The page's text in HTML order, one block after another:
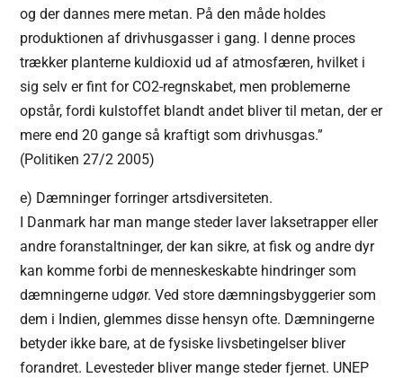
og der dannes mere metan. På den måde holdes
produktionen af drivhusgasser i gang. I denne proces
trækker planterne kuldioxid ud af atmosfæren, hvilket i
sig selv er fint for CO2-regnskabet, men problemerne
opstår, fordi kulstoffet blandt andet bliver til metan, der er
mere end 20 gange så kraftigt som drivhusgas.”
(Politiken 27/2 2005)
e) Dæmninger forringer artsdiversiteten.
I Danmark har man mange steder laver laksetrapper eller
andre foranstaltninger, der kan sikre, at fisk og andre dyr
kan komme forbi de menneskeskabte hindringer som
dæmningerne udgør. Ved store dæmningsbyggerier som
dem i Indien, glemmes disse hensyn ofte. Dæmningerne
betyder ikke bare, at de fysiske livsbetingelser bliver
forandret. Levesteder bliver mange steder fjernet. UNEP